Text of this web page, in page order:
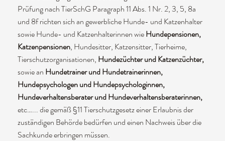
Prüfung nach TierSchG Paragraph 11 Abs. 1 Nr. 2, 3, 5, 8a
und 8f richten sich an gewerbliche Hunde- und Katzenhalter
sowie Hunde- und Katzenhalterinnen wieHundepensionen,
Katzenpensionen, Hundesitter, Katzensitter, Tierheime,
Tierschutzorganisationen, Hundezüchter und Katzenzüchter,
sowie an Hundetrainer und Hundetrainerinnen,
Hundepsychologen und Hundepsychologinnen,
Hundeverhaltensberater und Hundeverhaltensberaterinnen,
etc…... die gemäß §11 Tierschutzgesetz einer Erlaubnis der
zuständigen Behörde bedürfen und einen Nachweis über die
Sachkunde erbringen müssen.